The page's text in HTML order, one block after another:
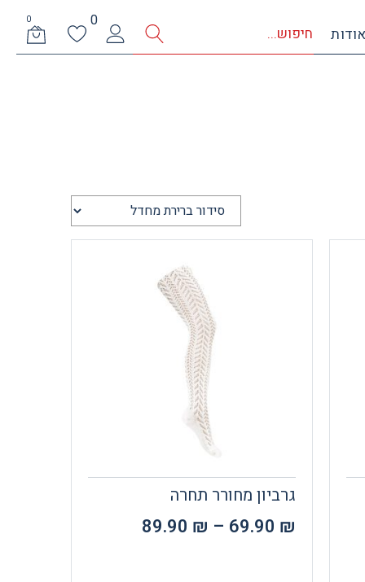
אודות
0
0
גרביון מחורר תחרה
69.90 ₪
–
89.90 ₪